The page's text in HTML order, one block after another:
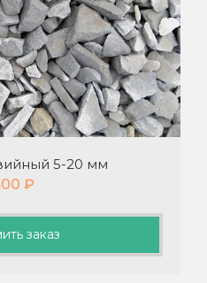
5-20 мм
₽
заказ